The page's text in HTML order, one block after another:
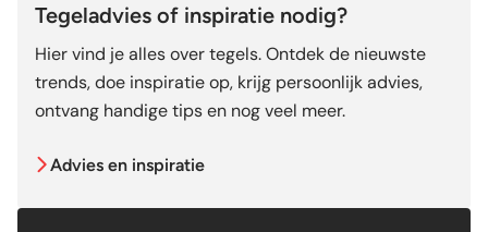
Tegeladvies of inspiratie nodig?
Hier vind je alles over tegels. Ontdek de nieuwste
trends, doe inspiratie op, krijg persoonlijk advies,
ontvang handige tips en nog veel meer.
Advies en inspiratie